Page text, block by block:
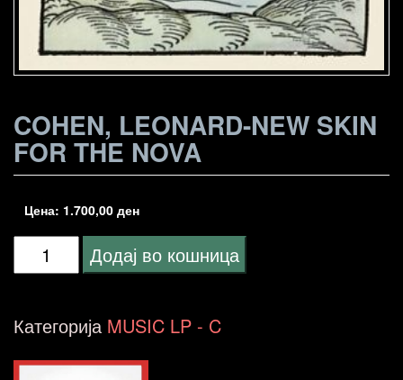
COHEN, LEONARD-NEW SKIN
FOR THE NOVA
Цена: 1.700,00 ден
Cohen,
New
Додај во кошница
Категорија MUSIC LP - C